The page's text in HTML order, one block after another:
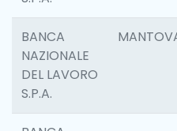
BANCA
NAZIONALE
DEL LAVORO
S.P.A.